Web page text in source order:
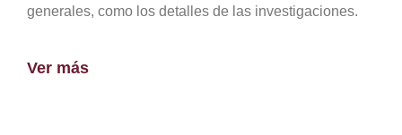
generales, como los detalles de las investigaciones.
Ver más